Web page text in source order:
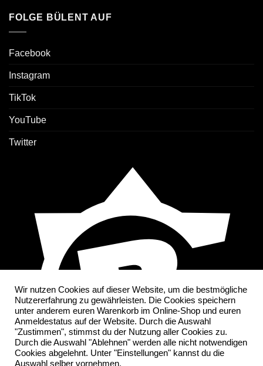
FOLGE BÜLENT AUF
Facebook
Instagram
TikTok
YouTube
Twitter
Wir nutzen Cookies auf dieser Website, um die bestmögliche
Nutzererfahrung zu gewährleisten. Die Cookies speichern
unter anderem euren Warenkorb im Online-Shop und euren
Anmeldestatus auf der Website. Durch die Auswahl
"Zustimmen", stimmst du der Nutzung aller Cookies zu.
Durch die Auswahl "Ablehnen" werden alle nicht notwendigen
Cookies abgelehnt. Unter "Einstellungen" kannst du die
Auswahl selber vornehmen.